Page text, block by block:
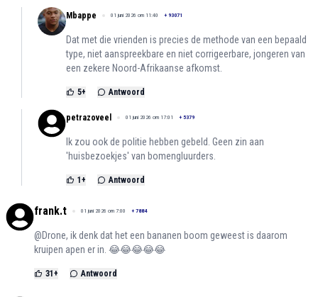
Mbappe 01 juni 2026 om 11:40 + 93071
Dat met die vrienden is precies de methode van een bepaald
type, niet aanspreekbare en niet corrigeerbare, jongeren van
een zekere Noord-Afrikaanse afkomst.
5+ Antwoord
petrazoveel 01 juni 2026 om 17:01 + 5379
Ik zou ook de politie hebben gebeld. Geen zin aan
'huisbezoekjes' van bomengluurders.
1 + Antwoord
frank.t 01 juni 2026 om 7:00 + 7884
@Drone, ik denk dat het een bananen boom geweest is daarom
kruipen apen er in. 😂😂😂😂😂
31 + Antwoord